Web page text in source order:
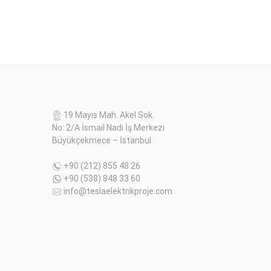
19 Mayıs Mah. Akel Sok.
No: 2/A İsmail Nadi İş Merkezi
Büyükçekmece – İstanbul
+90 (212) 855 48 26
+90 (538) 848 33 60
info@teslaelektrikproje.com